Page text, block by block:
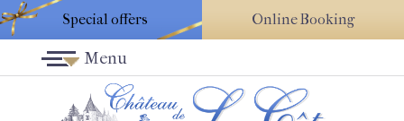
Special offers Online Booking
Menu